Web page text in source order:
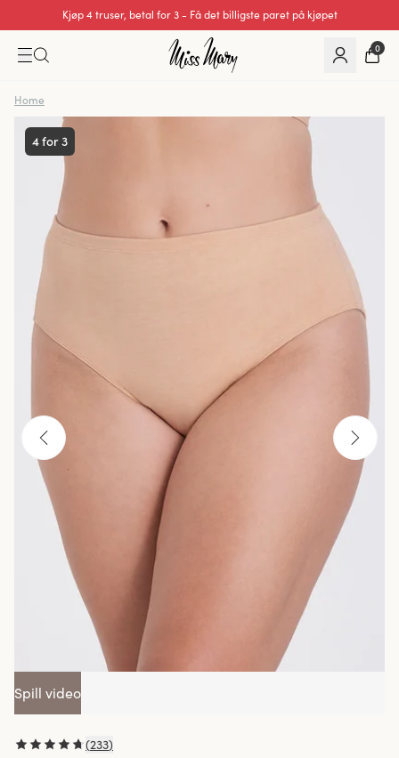
Kjøp 4 truser, betal for 3 - Få det billigste paret på kjøpet
0
Home
4 for 3
Spill video
(233)